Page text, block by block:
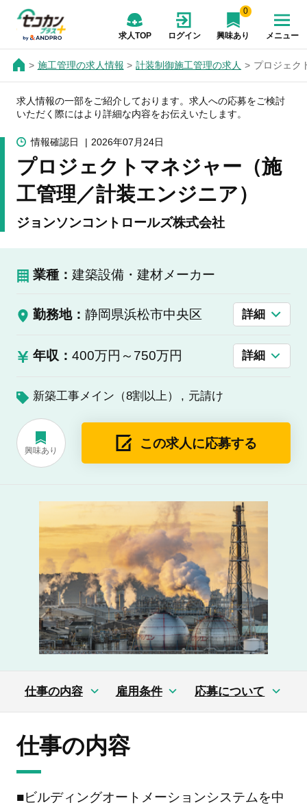
求人TOP ログイン
0
興味あり メニュー
施工管理の求人情報 計装制御施工管理の求人 プロジェク
求人情報の一部をご紹介しております。求人への応募をご検討
いただく際にはより詳細な内容をお伝えいたします。
情報確認日 2026年07月24日
プロジェクトマネジャー（施
工管理／計装エンジニア）
ジョンソンコントロールズ株式会社
業種： 建築設備・建材メーカー
勤務地： 静岡県浜松市中央区 詳細
年収： 400万円～750万円 詳細
新築工事メイン（8割以上） 元請け
興味あり
この求人に応募する
仕事の内容 雇用条件 応募について
仕事の内容
■ビルディングオートメーションシステムを中